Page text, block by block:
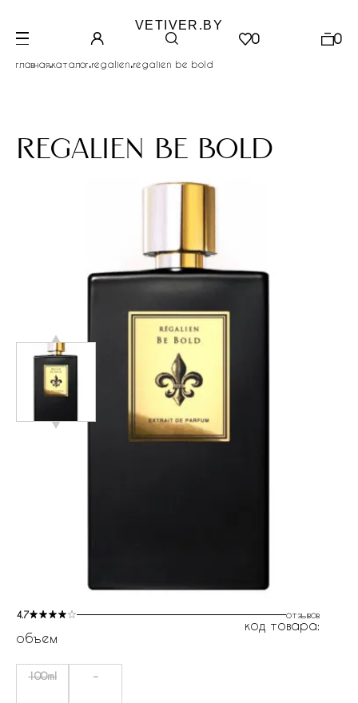
VETIVER.BY
0 0
главная.каталог.regalien.regalien be bold
regalien be bold
4.7 отзывов
код товара:
объем
100ml -